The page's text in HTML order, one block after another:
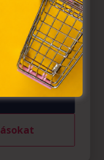
használjuk.
Unió országain
és ezeknek a
eszközén történő
kell kérniük.